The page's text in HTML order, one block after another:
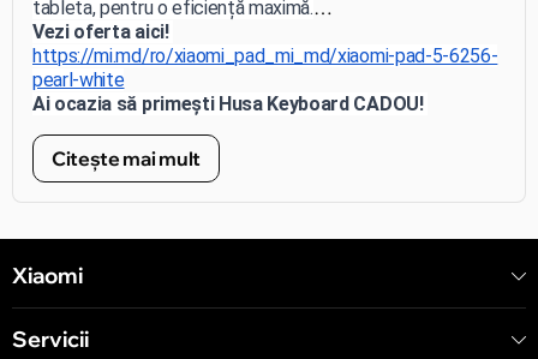
tableta, pentru o eficiență maximă.
Cumpără acum cea mai nouă tabletă Xiaomi Pad 6 în
2023!
Ai ocazia să primești Husa Keyboard CADOU!
Vezi oferta aici!
https://mi.md/ro/xiaomi_pad_mi_md/xiaomi-pad-5-6256-
pearl-white
Citește mai mult
Xiaomi
Servicii